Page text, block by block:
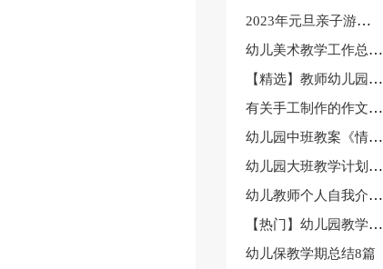
2023年元旦亲子游戏总结精选11篇
幼儿美术教学工作总结(14篇)
【精选】教师幼儿园心得体会范文五篇
有关手工制作的作文300字汇总八篇
幼儿园中班教案《情绪王国》含反思
幼儿园大班教学计划汇编7篇
幼儿教师个人自我介绍(14篇)
【热门】幼儿园教学总结
幼儿保教学期总结8篇